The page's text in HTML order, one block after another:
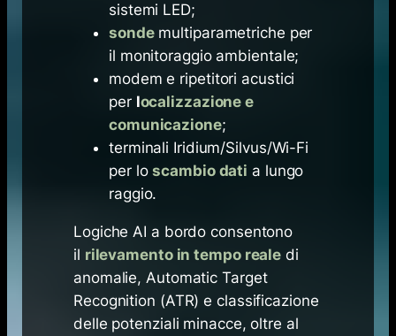
sistemi LED;
sondemultiparametriche per
il monitoraggio ambientale;
modem e ripetitori acustici
per localizzazione e
comunicazione;
terminali Iridium/Silvus/Wi-Fi
per loscambio dati a lungo
raggio.
Logiche AI a bordo consentono
il rilevamento in tempo reale di
anomalie, Automatic Target
Recognition (ATR) e classificazione
delle potenziali minacce, oltre al